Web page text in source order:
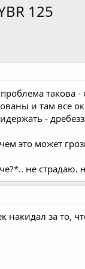
125
такова -
и там все
-
это может
не страдаю.
накидал за